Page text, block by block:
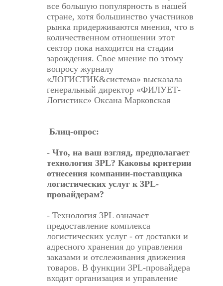
все большую популярность в нашей
стране, хотя большинство участников
рынка придерживаются мнения, что в
количественном отношении этот
сектор пока находится на стадии
зарождения. Свое мнение по этому
вопросу журналу
«ЛОГИСТИК&система» высказала
генеральный директор «ФИЛУЕТ-
Логистикс» Оксана Марковская
Блиц-опрос:
- Что, на ваш взгляд, предполагает
технология 3PL? Каковы критерии
отнесения компании-поставщика
логистических услуг к 3PL-
провайдерам?
- Технология 3PL означает
предоставление комплекса
логистических услуг - от доставки и
адресного хранения до управления
заказами и отслеживания движения
товаров. В функции 3PL-провайдера
входит организация и управление